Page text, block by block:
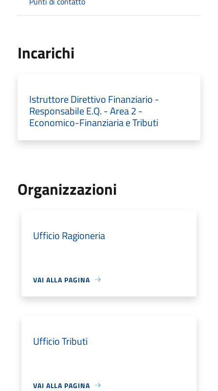
Incarichi
Istruttore Direttivo Finanziario -
Responsabile E.Q. - Area 2 -
Economico-Finanziaria e Tributi
Organizzazioni
Ufficio Ragioneria
VAI ALLA PAGINA
Ufficio Tributi
VAI ALLA PAGINA